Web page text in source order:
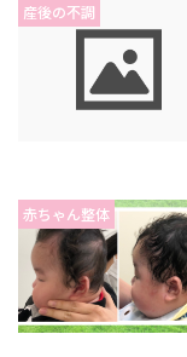
産後の不調
赤ちゃん整体